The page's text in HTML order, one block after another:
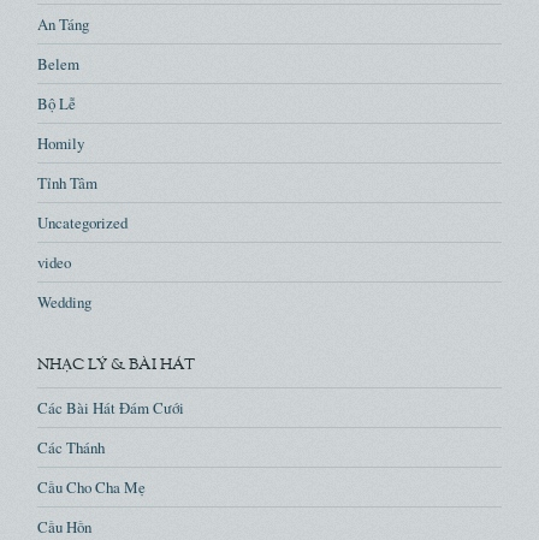
An Táng
Belem
Bộ Lễ
Homily
Tỉnh Tâm
Uncategorized
video
Wedding
NHẠC LÝ & BÀI HÁT
Các Bài Hát Đám Cưới
Các Thánh
Cầu Cho Cha Mẹ
Cầu Hồn